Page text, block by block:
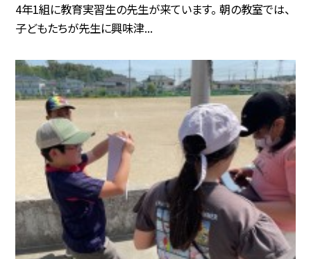
4年1組に教育実習生の先生が来ています。 朝の教室では、
子どもたちが先生に興味津...